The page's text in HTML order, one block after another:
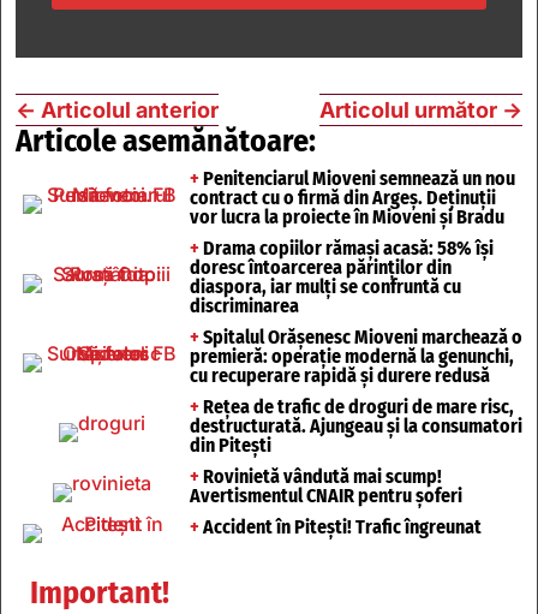
← Articolul anterior Articolul următor →
Articole asemănătoare:
+ Penitenciarul Mioveni semnează un nou
contract cu o firmă din Argeș. Deținuții
vor lucra la proiecte în Mioveni și Bradu
+ Drama copiilor rămași acasă: 58% își
doresc întoarcerea părinților din
diaspora, iar mulți se confruntă cu
discriminarea
+ Spitalul Orășenesc Mioveni marchează o
premieră: operație modernă la genunchi,
cu recuperare rapidă și durere redusă
+ Rețea de trafic de droguri de mare risc,
destructurată. Ajungeau și la consumatori
din Pitești
+ Rovinietă vândută mai scump!
Avertismentul CNAIR pentru șoferi
+ Accident în Pitești! Trafic îngreunat
Important!